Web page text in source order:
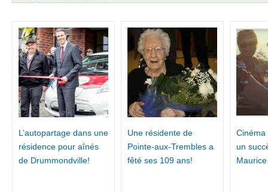
L’autopartage dans une
résidence pour aînés
de Drummondville!
Une résidente de
Pointe-aux-Trembles a
fêté ses 109 ans!
Cinéma
un
Maurice